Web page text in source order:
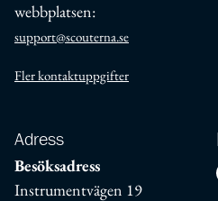
webbplatsen:
support@scouterna.se
Fler kontaktuppgifter
Adress
Besöksadress
Instrumentvägen 19